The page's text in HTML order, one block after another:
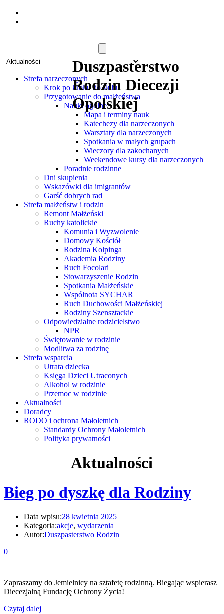
Duszpasterstwo
Rodzin Diecezji
Opolskiej
Strefa narzeczonych
Krok po kroku do ślubu
Przygotowanie do małżeństwa
Nauki ogólne
Mapa i terminy nauk
Katechezy dla narzeczonych
Warsztaty dla narzeczonych
Spotkania w małych grupach
Wieczory dla zakochanych
Weekendowe kursy dla narzeczonych
Poradnie rodzinne
Dni skupienia
Wskazówki dla imigrantów
Garść dobrych rad
Strefa małżeństw i rodzin
Remont Małżeński
Ruchy katolickie
Komunia i Wyzwolenie
Domowy Kościół
Rodzina Kolpinga
Akademia Rodziny
Ruch Focolari
Stowarzyszenie Rodzin
Spotkania Małżeńskie
Wspólnota SYCHAR
Ruch Duchowości Małżeńskiej
Rodziny Szensztackie
Odpowiedzialne rodzicielstwo
NPR
Świętowanie w rodzinie
Modlitwa za rodzinę
Strefa wsparcia
Utrata dziecka
Księga Dzieci Utraconych
Alkohol w rodzinie
Przemoc w rodzinie
Aktualności
Doradcy
RODO i ochrona Małoletnich
Standardy Ochrony Małoletnich
Polityka prywatności
Aktualności
Bieg po dyszkę dla Rodziny
Data wpisu:28 kwietnia 2025
Kategoria:akcje, wydarzenia
Autor:Duszpasterstwo Rodzin
0
Zapraszamy do Jemielnicy na sztafetę rodzinną. Biegając wspierasz
Diecezjalną Fundację Ochrony Życia!
Czytaj dalej